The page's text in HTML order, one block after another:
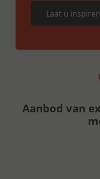
Laat u
Aanbod van